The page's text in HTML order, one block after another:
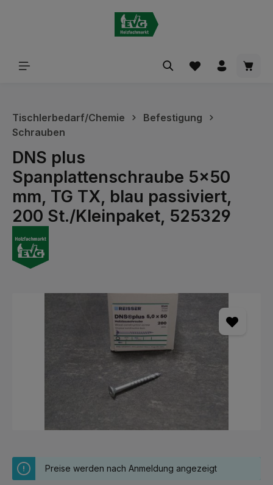
Tischlerbedarf/Chemie
Befestigung
Schrauben
DNS plus
Spanplattenschraube 5x50
mm, TG TX, blau passiviert,
200 St./Kleinpaket, 525329
Preise werden nach Anmeldung angezeigt